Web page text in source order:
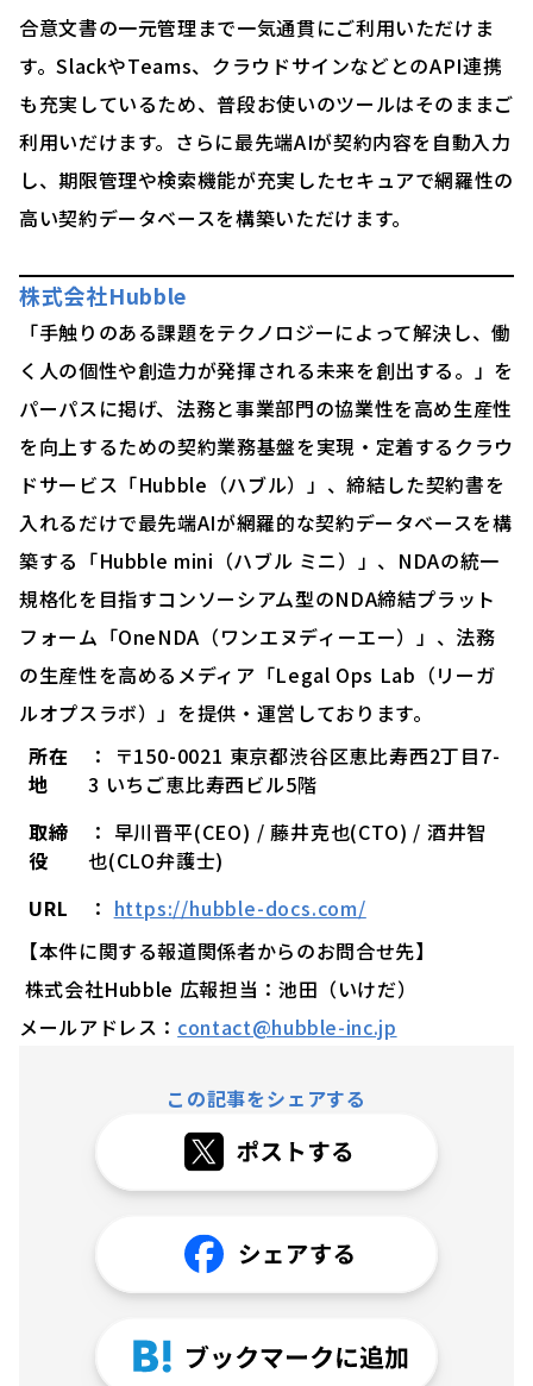
合意文書の一元管理まで一気通貫にご利用いただけま
す。SlackやTeams、クラウドサインなどとのAPI連携
も充実しているため、普段お使いのツールはそのままご
利用いだけます。さらに最先端AIが契約内容を自動入力
し、期限管理や検索機能が充実したセキュアで網羅性の
高い契約データベースを構築いただけます。
株式会社Hubble
「手触りのある課題をテクノロジーによって解決し、働
く人の個性や創造力が発揮される未来を創出する。」を
パーパスに掲げ、法務と事業部門の協業性を高め生産性
を向上するための契約業務基盤を実現・定着するクラウ
ドサービス「Hubble（ハブル）」、締結した契約書を
入れるだけで最先端AIが網羅的な契約データベースを構
築する「Hubble mini（ハブル ミニ）」、NDAの統一
規格化を目指すコンソーシアム型のNDA締結プラット
フォーム「OneNDA（ワンエヌディーエー）」、法務
の生産性を高めるメディア「Legal Ops Lab（リーガ
ルオプスラボ）」を提供・運営しております。
所在
地
： 〒150-0021 東京都渋谷区恵比寿西2丁目7-
3 いちご恵比寿西ビル5階
取締
役
： 早川晋平(CEO) / 藤井克也(CTO) / 酒井智
也(CLO弁護士)
URL
： https://hubble-docs.com/
【本件に関する報道関係者からのお問合せ先】
株式会社Hubble 広報担当：池田（いけだ）
メールアドレス： contact@hubble-inc.jp
この記事をシェアする